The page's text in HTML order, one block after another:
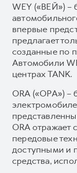
WEY («ВЕЙ») –
впервые
предлагает
созданные по
Автомобили
центрах TANK.
ORA («ОРА») –
ORA отражает
передовые
доступными и
средства,